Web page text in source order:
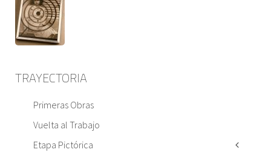
TRAYECTORIA
Primeras Obras
Vuelta al Trabajo
Etapa Pictórica